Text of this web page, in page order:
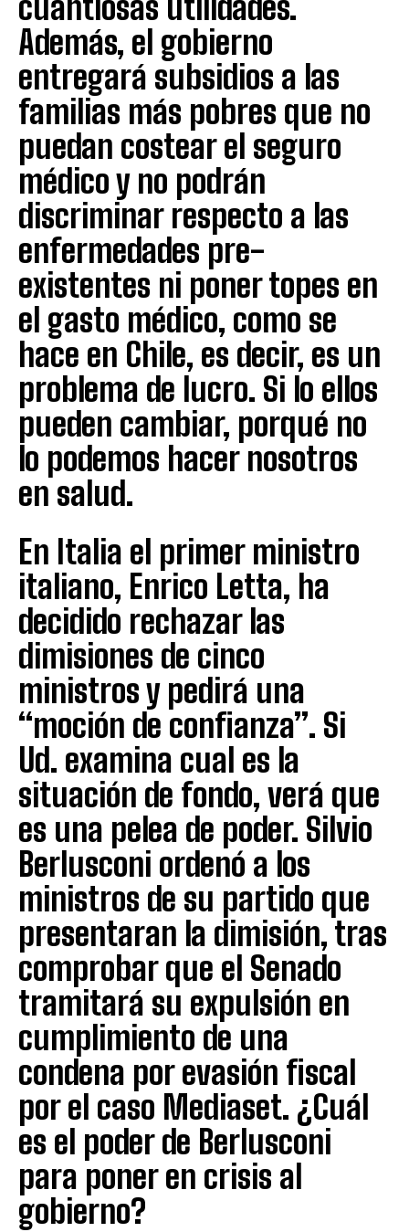
Además, el gobierno
entregará subsidios a las
familias más pobres que no
puedan costear el seguro
médico y no podrán
discriminar respecto a las
enfermedades pre-
existentes ni poner topes en
el gasto médico, como se
hace en Chile, es decir, es un
problema de lucro. Si lo ellos
pueden cambiar, porqué no
lo podemos hacer nosotros
en salud.
En Italia el primer ministro
italiano, Enrico Letta, ha
decidido rechazar las
dimisiones de cinco
ministros y pedirá una
“moción de confianza”. Si
Ud. examina cual es la
situación de fondo, verá que
es una pelea de poder. Silvio
Berlusconi ordenó a los
ministros de su partido que
presentaran la dimisión, tras
comprobar que el Senado
tramitará su expulsión en
cumplimiento de una
condena por evasión fiscal
por el caso Mediaset. ¿Cuál
es el poder de Berlusconi
para poner en crisis al
gobierno?